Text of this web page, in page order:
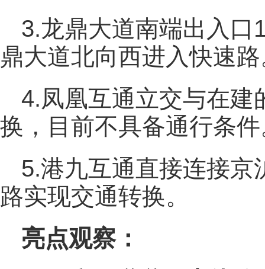
3.龙鼎大道南端出入口
鼎大道北向西进入快速
4.凤凰互通立交与在建
换，目前不具备通行条
5.港九互通直接连接京
路实现交通转换。
亮点观察：